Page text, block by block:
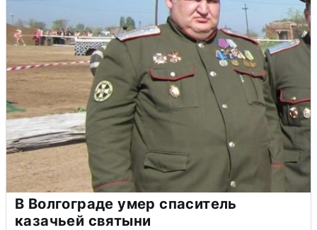
В Волгограде умер спаситель
казачьей святыни